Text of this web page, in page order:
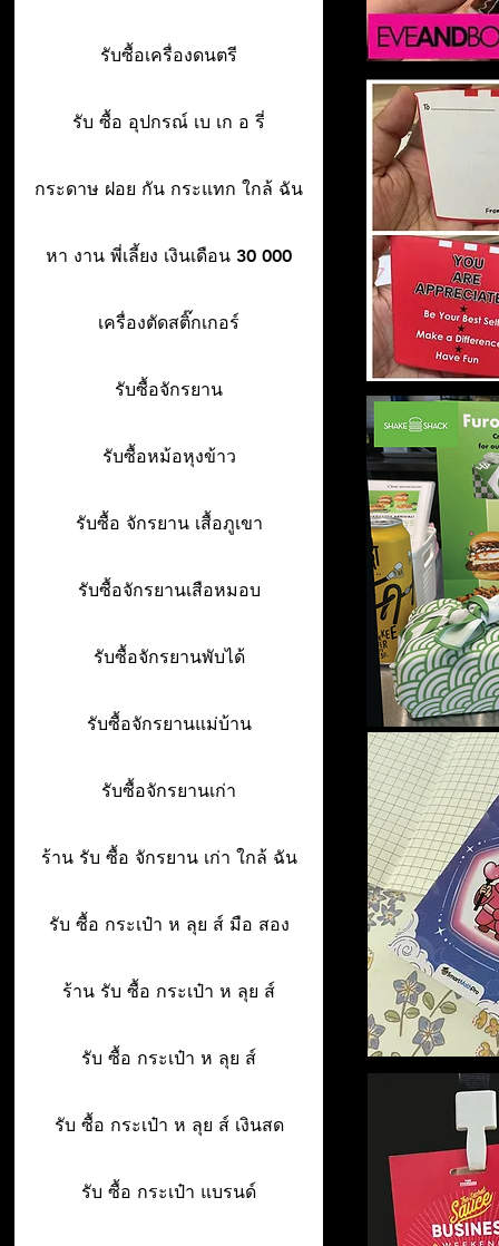
รับซื้อเครื่องดนตรี
รับ ซื้อ อุปกรณ์ เบ เก อ รี่
กระดาษ ฝอย กัน กระแทก ใกล้ ฉัน
หา งาน พี่เลี้ยง เงินเดือน 30 000
เครื่องตัดสติ๊กเกอร์
รับซื้อจักรยาน
รับซื้อหม้อหุงข้าว
รับซื้อ จักรยาน เสื้อภูเขา
รับซื้อจักรยานเสือหมอบ
รับซื้อจักรยานพับได้
รับซื้อจักรยานแม่บ้าน
รับซื้อจักรยานเก่า
ร้าน รับ ซื้อ จักรยาน เก่า ใกล้ ฉัน
รับ ซื้อ กระเป๋า ห ลุย ส์ มือ สอง
ร้าน รับ ซื้อ กระเป๋า ห ลุย ส์
รับ ซื้อ กระเป๋า ห ลุย ส์
รับ ซื้อ กระเป๋า ห ลุย ส์ เงินสด
รับ ซื้อ กระเป๋า แบรนด์